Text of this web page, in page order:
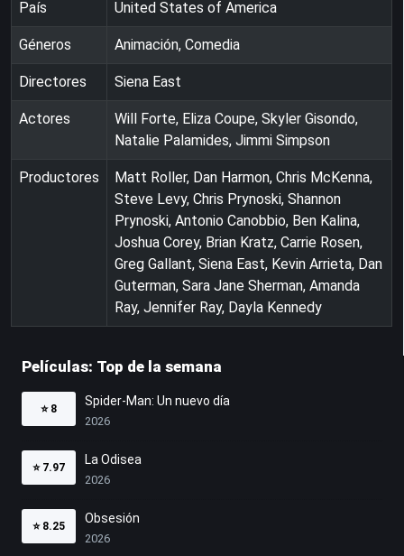
País United States of America
Géneros Animación, Comedia
Directores Siena East
Actores
Will Forte, Eliza Coupe, Skyler Gisondo,
Natalie Palamides, Jimmi Simpson
Productores
Matt Roller, Dan Harmon, Chris McKenna,
Steve Levy, Chris Prynoski, Shannon
Prynoski, Antonio Canobbio, Ben Kalina,
Joshua Corey, Brian Kratz, Carrie Rosen,
Greg Gallant, Siena East, Kevin Arrieta, Dan
Guterman, Sara Jane Sherman, Amanda
Ray, Jennifer Ray, Dayla Kennedy
Películas: Top de la semana
⭐ 8
Spider-Man: Un nuevo día
2026
⭐ 7.97
La Odisea
2026
⭐ 8.25
Obsesión
2026